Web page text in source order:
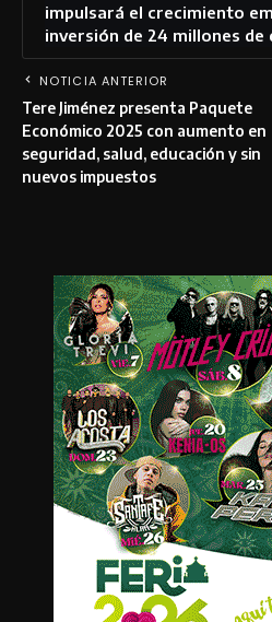
impulsará el crecimiento
inversión de 24 millones de
NOTICIA ANTERIOR
Tere Jiménez presenta Paquete
Económico 2025 con aumento en
seguridad, salud, educación y sin
nuevos impuestos